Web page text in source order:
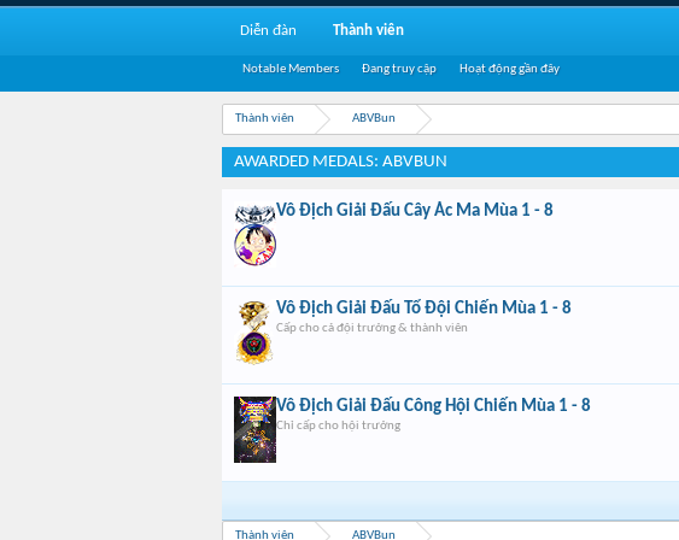
Thành viên ABVBun
AWARDED MEDALS: ABVBUN
Vô Địch Giải Đấu Cây Ác Ma Mùa 1 - 8
Vô Địch Giải Đấu Tổ Đội Chiến Mùa 1 - 8
Cấp cho cả đội trưởng & thành viên
Vô Địch Giải Đấu Công Hội Chiến Mùa 1 - 8
Chỉ cấp cho hội trưởng
Thành viên ABVBun
Diễn đàn Thành viên
Notable Members Đang truy cập Hoạt động gần đây